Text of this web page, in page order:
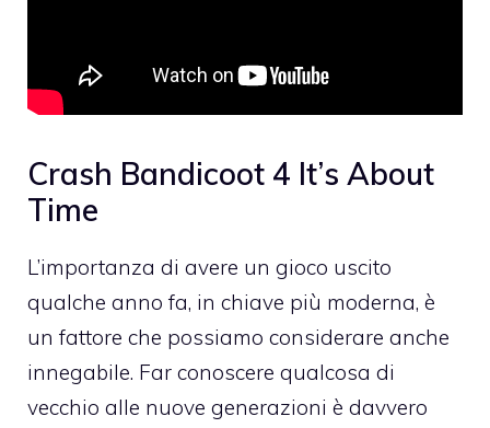
Crash Bandicoot 4 It’s About
Time
L’importanza di avere un gioco uscito
qualche anno fa, in chiave più moderna, è
un fattore che possiamo considerare anche
innegabile. Far conoscere qualcosa di
vecchio alle nuove generazioni è davvero